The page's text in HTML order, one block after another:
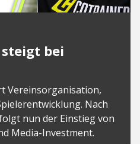
bei
Vereinsorganisation,
Nach
nun der Einstieg von
Media-Investment.